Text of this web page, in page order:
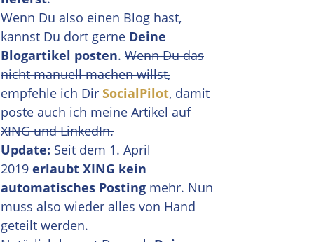
Wenn Du also einen Blog hast,
kannst Du dort gerne Deine
Blogartikel posten. Wenn Du das
nicht manuell machen willst,
empfehle ich DirSocialPilot, damit
poste auch ich meine Artikel auf
XING und LinkedIn.
Update: Seit dem 1. April
2019 erlaubt XING kein
automatisches Posting mehr. Nun
muss also wieder alles von Hand
geteilt werden.